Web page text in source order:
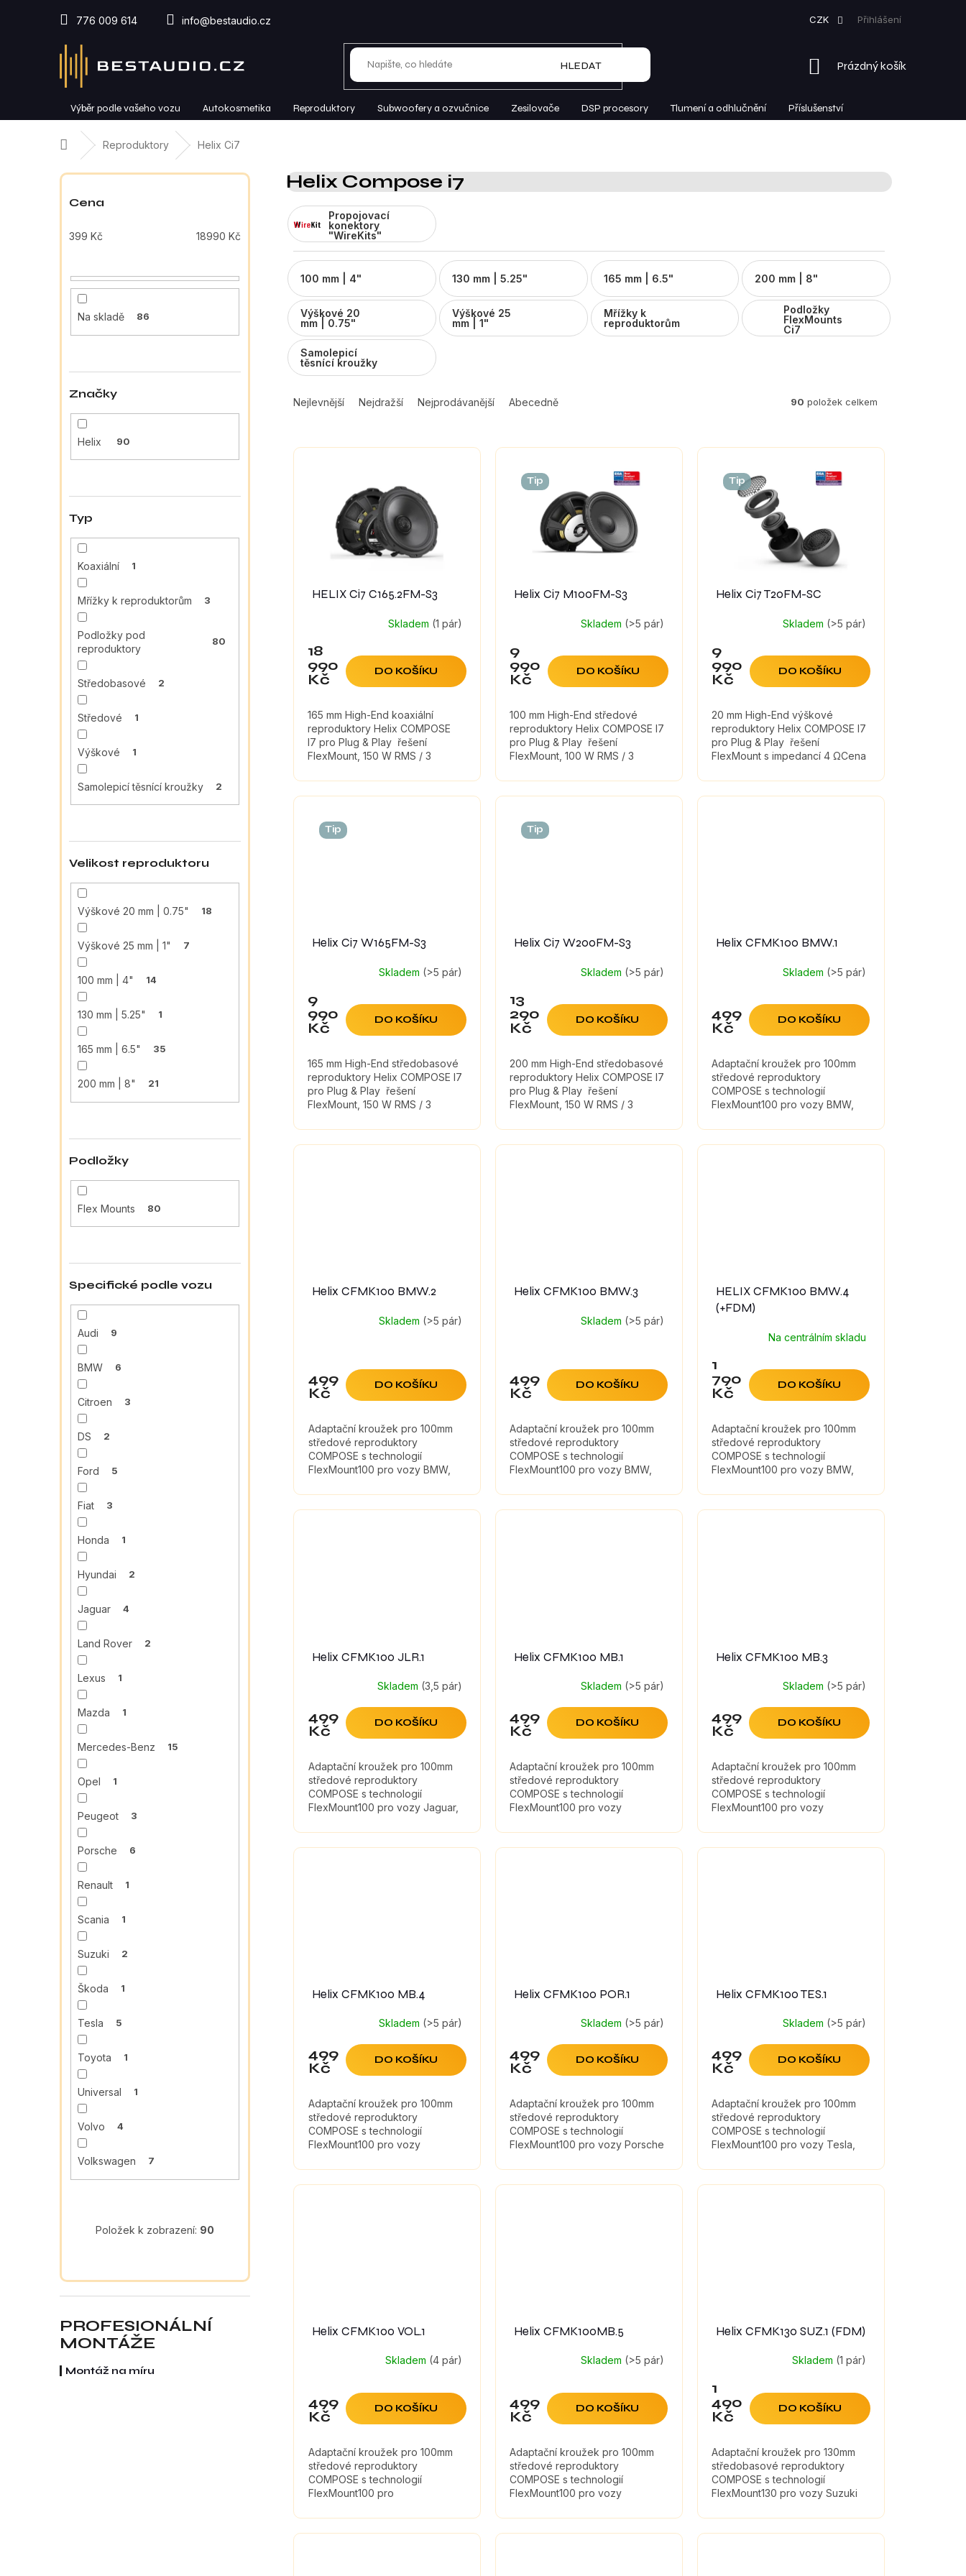
776 009 614 info@bestaudio.cz CZK Přihlášení
HLEDAT
NÁKUPNÍ
Prázdný košík
Výběr podle vašeho vozu Autokosmetika Reproduktory Subwoofery a ozvučnice Zesilovače DSP procesory Tlumení a odhlučnění Příslušenství
Domů Reproduktory Helix Ci7
o
Cena
399 Kč 18990 Kč
Na skladě 86
Značky
Helix 90
Typ
Koaxiální 1
Mřížky k reproduktorům 3
Podložky pod
reproduktory
80
Středobasové 2
Středové 1
Výškové 1
Samolepicí těsnící kroužky 2
Velikost reproduktoru
Výškové 20 mm | 0.75" 18
Výškové 25 mm | 1" 7
100 mm | 4" 14
130 mm | 5.25" 1
165 mm | 6.5" 35
200 mm | 8" 21
Podložky
Flex Mounts 80
Specifické podle vozu
Audi 9
BMW 6
Citroen 3
DS 2
Ford 5
Fiat 3
Honda 1
Hyundai 2
Jaguar 4
Land Rover 2
Lexus 1
Mazda 1
Mercedes-Benz 15
Opel 1
Peugeot 3
Porsche 6
Renault 1
Scania 1
Suzuki 2
Škoda 1
Tesla 5
Toyota 1
Universal 1
Volvo 4
Volkswagen 7
Položek k zobrazení: 90
PROFESIONÁLNÍ
MONTÁŽE
Montáž na míru
Helix Compose i7
Propojovací
konektory
"WireKits"
100 mm | 4" 130 mm | 5.25" 165 mm | 6.5" 200 mm | 8"
Výškové 20
mm | 0.75"
Výškové 25
mm | 1"
Mřížky k
reproduktorům
Podložky
FlexMounts
Ci7
Samolepicí
těsnící kroužky
a
n
Nejlevnější Nejdražší Nejprodávanější Abecedně 90 položek celkem
V
HELIX Ci7 C165.2FM-S3
Skladem (1 pár)
18
990
Kč
DO KOŠÍKU
165 mm High-End koaxiální
reproduktory Helix COMPOSE
I7 pro Plug & Play řešení
FlexMount, 150 W RMS / 3
Tip
Helix Ci7 M100FM-S3
Skladem (>5 pár)
9
990
Kč
DO KOŠÍKU
100 mm High-End středové
reproduktory Helix COMPOSE I7
pro Plug & Play řešení
FlexMount, 100 W RMS / 3
Tip
Helix Ci7 T20FM-SC
Skladem (>5 pár)
9
990
Kč
DO KOŠÍKU
20 mm High-End výškové
reproduktory Helix COMPOSE I7
pro Plug & Play řešení
FlexMount s impedancí 4 ΩCena
Tip
Helix Ci7 W165FM-S3
Skladem (>5 pár)
9
990
Kč
DO KOŠÍKU
165 mm High-End středobasové
reproduktory Helix COMPOSE I7
pro Plug & Play řešení
FlexMount, 150 W RMS / 3
Tip
Helix Ci7 W200FM-S3
Skladem (>5 pár)
13
290
Kč
DO KOŠÍKU
200 mm High-End středobasové
reproduktory Helix COMPOSE I7
pro Plug & Play řešení
FlexMount, 150 W RMS / 3
Helix CFMK100 BMW.1
Skladem (>5 pár)
499
Kč
DO KOŠÍKU
Adaptační kroužek pro 100mm
středové reproduktory
COMPOSE s technologií
FlexMount100 pro vozy BMW,
Peugeot, Citroen, Seat, Porsche,
McLaren a Ferrari
Helix CFMK100 BMW.2
Skladem (>5 pár)
499
Kč
DO KOŠÍKU
Adaptační kroužek pro 100mm
středové reproduktory
COMPOSE s technologií
FlexMount100 pro vozy BMW,
Helix CFMK100 BMW.3
Skladem (>5 pár)
499
Kč
DO KOŠÍKU
Adaptační kroužek pro 100mm
středové reproduktory
COMPOSE s technologií
FlexMount100 pro vozy BMW,
HELIX CFMK100 BMW.4
(+FDM)
Na centrálním skladu
1
790
Kč
DO KOŠÍKU
Adaptační kroužek pro 100mm
středové reproduktory
COMPOSE s technologií
FlexMount100 pro vozy BMW,
Helix CFMK100 JLR.1
Skladem (3,5 pár)
499
Kč
DO KOŠÍKU
Adaptační kroužek pro 100mm
středové reproduktory
COMPOSE s technologií
FlexMount100 pro vozy Jaguar,
Helix CFMK100 MB.1
Skladem (>5 pár)
499
Kč
DO KOŠÍKU
Adaptační kroužek pro 100mm
středové reproduktory
COMPOSE s technologií
FlexMount100 pro vozy
Helix CFMK100 MB.3
Skladem (>5 pár)
499
Kč
DO KOŠÍKU
Adaptační kroužek pro 100mm
středové reproduktory
COMPOSE s technologií
FlexMount100 pro vozy
Helix CFMK100 MB.4
Skladem (>5 pár)
499
Kč
DO KOŠÍKU
Adaptační kroužek pro 100mm
středové reproduktory
COMPOSE s technologií
FlexMount100 pro vozy
Helix CFMK100 POR.1
Skladem (>5 pár)
499
Kč
DO KOŠÍKU
Adaptační kroužek pro 100mm
středové reproduktory
COMPOSE s technologií
FlexMount100 pro vozy Porsche
Helix CFMK100 TES.1
Skladem (>5 pár)
499
Kč
DO KOŠÍKU
Adaptační kroužek pro 100mm
středové reproduktory
COMPOSE s technologií
FlexMount100 pro vozy Tesla,
Helix CFMK100 VOL.1
Skladem (4 pár)
499
Kč
DO KOŠÍKU
Adaptační kroužek pro 100mm
středové reproduktory
COMPOSE s technologií
FlexMount100 pro
kroužek pro vozidla se
standardním 3bodovým
Helix CFMK100MB.5
Skladem (>5 pár)
499
Kč
DO KOŠÍKU
Adaptační kroužek pro 100mm
středové reproduktory
COMPOSE s technologií
FlexMount100 pro vozy
Helix CFMK130 SUZ.1 (FDM)
Skladem (1 pár)
1
490
Kč
DO KOŠÍKU
Adaptační kroužek pro 130mm
středobasové reproduktory
COMPOSE s technologií
FlexMount130 pro vozy Suzuki